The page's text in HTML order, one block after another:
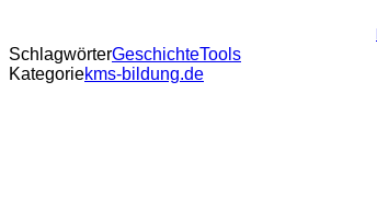
SchlagwörterGeschichteTools
Kategoriekms-bildung.de